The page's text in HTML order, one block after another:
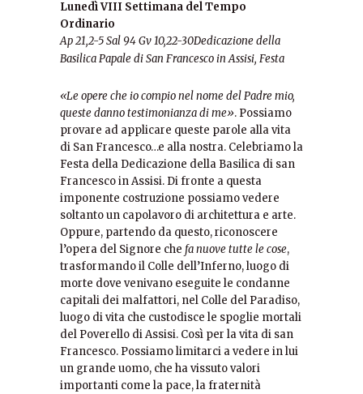
Lunedì VIII Settimana del Tempo
Ordinario
Ap 21,2-5Sal 94Gv 10,22-30Dedicazione della
Basilica Papale di San Francesco in Assisi, Festa
«Le opere che io compio nel nome del Padre mio,
queste danno testimonianza di me». Possiamo
provare ad applicare queste parole alla vita
di San Francesco…e alla nostra. Celebriamo la
Festa della Dedicazione della Basilica di san
Francesco in Assisi. Di fronte a questa
imponente costruzione possiamo vedere
soltanto un capolavoro di architettura e arte.
Oppure, partendo da questo, riconoscere
l’opera del Signore che fa nuove tutte le cose,
trasformando il Colle dell’Inferno, luogo di
morte dove venivano eseguite le condanne
capitali dei malfattori, nel Colle del Paradiso,
luogo di vita che custodisce le spoglie mortali
del Poverello di Assisi. Così per la vita di san
Francesco. Possiamo limitarci a vedere in lui
un grande uomo, che ha vissuto valori
importanti come la pace, la fraternità